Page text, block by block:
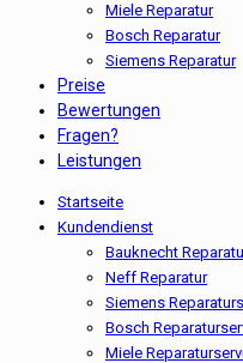
Miele Reparatur
Bosch Reparatur
Siemens Reparatur
Preise
Bewertungen
Fragen?
Leistungen
Startseite
Kundendienst
Bauknecht
Neff Reparatur
Siemens
Bosch
Miele